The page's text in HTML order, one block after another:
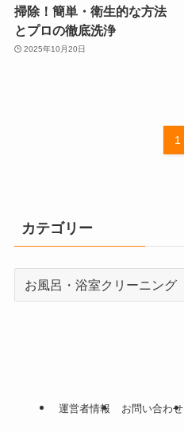
掃除！簡単・衛生的な方法
とプロの徹底洗浄
2025年10月20日
1
カテゴリー
運営者情報 お問い合わせ